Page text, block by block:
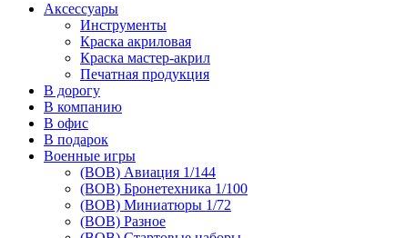
Аксессуары
Инструменты
Краска акриловая
Краска мастер-акрил
Печатная продукция
В дорогу
В компанию
В офис
В подарок
Военные игры
(ВОВ) Авиация 1/144
(ВОВ) Бронетехника 1/100
(ВОВ) Миниатюры 1/72
(ВОВ) Разное